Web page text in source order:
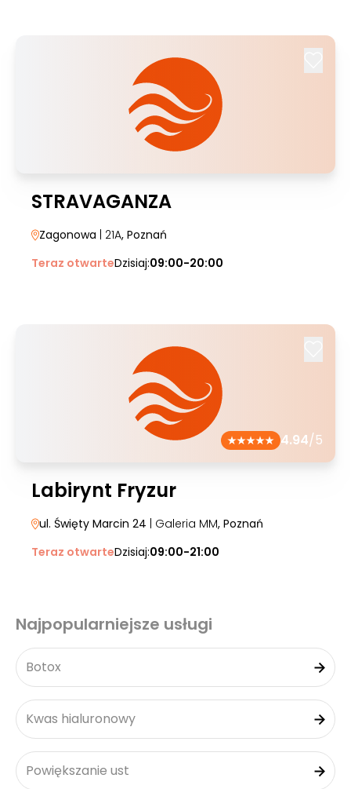
STRAVAGANZA
Zagonowa | 21A, Poznań
Teraz otwarteDzisiaj:09:00-20:00
4.94/5
Labirynt Fryzur
ul. Święty Marcin 24 | Galeria MM, Poznań
Teraz otwarteDzisiaj:09:00-21:00
Najpopularniejsze usługi
Botox
Kwas hialuronowy
Powiększanie ust